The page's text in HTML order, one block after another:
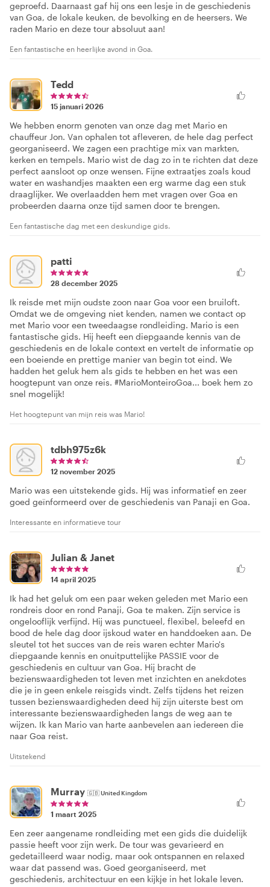
geproefd. Daarnaast gaf hij ons een lesje in de geschiedenis
van Goa, de lokale keuken, de bevolking en de heersers. We
raden Mario en deze tour absoluut aan!
Een fantastische en heerlijke avond in Goa.
Tedd
15 januari 2026
We hebben enorm genoten van onze dag met Mario en
chauffeur Jon. Van ophalen tot afleveren, de hele dag perfect
georganiseerd. We zagen een prachtige mix van markten,
kerken en tempels. Mario wist de dag zo in te richten dat deze
perfect aansloot op onze wensen. Fijne extraatjes zoals koud
water en washandjes maakten een erg warme dag een stuk
draaglijker. We overlaadden hem met vragen over Goa en
probeerden daarna onze tijd samen door te brengen.
Een fantastische dag met een deskundige gids.
patti
28 december 2025
Ik reisde met mijn oudste zoon naar Goa voor een bruiloft.
Omdat we de omgeving niet kenden, namen we contact op
met Mario voor een tweedaagse rondleiding. Mario is een
fantastische gids. Hij heeft een diepgaande kennis van de
geschiedenis en de lokale context en vertelt de informatie op
een boeiende en prettige manier van begin tot eind. We
hadden het geluk hem als gids te hebben en het was een
hoogtepunt van onze reis. #MarioMonteiroGoa... boek hem zo
snel mogelijk!
Het hoogtepunt van mijn reis was Mario!
tdbh975z6k
12 november 2025
Mario was een uitstekende gids. Hij was informatief en zeer
goed geïnformeerd over de geschiedenis van Panaji en Goa.
Interessante en informatieve tour
Julian & Janet
14 april 2025
Ik had het geluk om een paar weken geleden met Mario een
rondreis door en rond Panaji, Goa te maken. Zijn service is
ongelooflijk verfijnd. Hij was punctueel, flexibel, beleefd en
bood de hele dag door ijskoud water en handdoeken aan. De
sleutel tot het succes van de reis waren echter Mario's
diepgaande kennis en onuitputtelijke PASSIE voor de
geschiedenis en cultuur van Goa. Hij bracht de
bezienswaardigheden tot leven met inzichten en anekdotes
die je in geen enkele reisgids vindt. Zelfs tijdens het reizen
tussen bezienswaardigheden deed hij zijn uiterste best om
interessante bezienswaardigheden langs de weg aan te
wijzen. Ik kan Mario van harte aanbevelen aan iedereen die
naar Goa reist.
Uitstekend
Murray 🇬🇧United Kingdom
1 maart 2025
Een zeer aangename rondleiding met een gids die duidelijk
passie heeft voor zijn werk. De tour was gevarieerd en
gedetailleerd waar nodig, maar ook ontspannen en relaxed
waar dat passend was. Goed georganiseerd, met
geschiedenis, architectuur en een kijkje in het lokale leven.